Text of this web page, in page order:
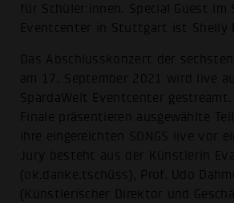
für Schüler:innen. Special Guest im
Eventcenter in Stuttgart ist Shelly
Das Abschlusskonzert der sechsten
am 17. September 2021 wird live
SpardaWelt Eventcenter gestreamt.
Finale präsentieren ausgewählte
ihre eingereichten SONGS live vor
Jury besteht aus der Künstlerin
(ok.danke.tschüss), Prof. Udo
(Künstlerischer Direktor und